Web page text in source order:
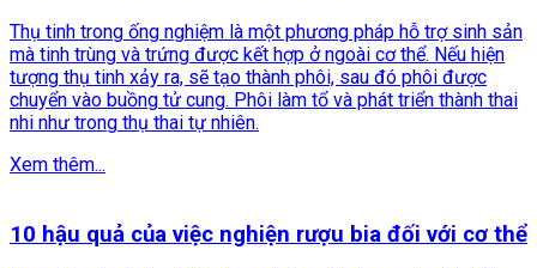
Thụ tinh trong ống nghiệm là một phương pháp hỗ trợ sinh sản
mà tinh trùng và trứng được kết hợp ở ngoài cơ thể. Nếu hiện
tượng thụ tinh xảy ra, sẽ tạo thành phôi, sau đó phôi được
chuyển vào buồng tử cung. Phôi làm tổ và phát triển thành thai
nhi như trong thụ thai tự nhiên.
Xem thêm...
10 hậu quả của việc nghiện rượu bia đối với cơ thể